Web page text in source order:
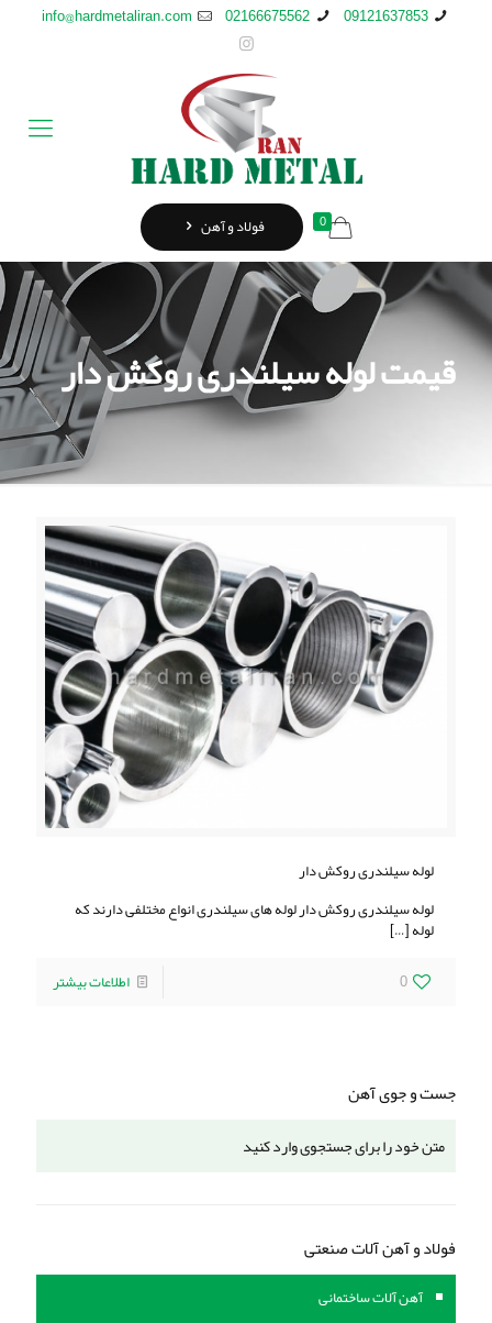
09121637853
02166675562
info@hardmetaliran.com
0 فولاد و آهن
قیمت لوله سیلندری روکش دار
لوله سیلندری روکش دار
لوله سیلندری روکش دار لوله های سیلندری انواع مختلفی دارند که
لوله[…]
0
اطلاعات بیشتر
جست و جوی آهن
فولاد و آهن آلات صنعتی
آهن آلات ساختمانی